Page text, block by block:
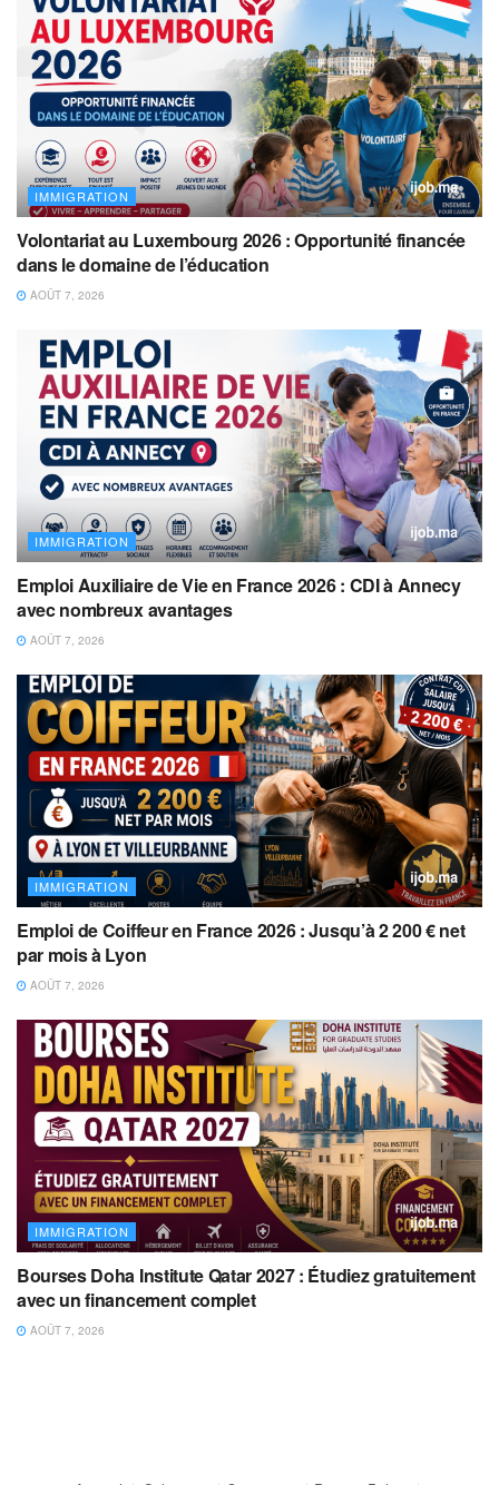
IMMIGRATION
Volontariat au Luxembourg 2026 : Opportunité financée
dans le domaine de l’éducation
AOÛT 7, 2026
IMMIGRATION
Emploi Auxiliaire de Vie en France 2026 : CDI à Annecy
avec nombreux avantages
AOÛT 7, 2026
IMMIGRATION
Emploi de Coiffeur en France 2026 : Jusqu’à 2 200 € net
par mois à Lyon
AOÛT 7, 2026
IMMIGRATION
Bourses Doha Institute Qatar 2027 : Étudiez gratuitement
avec un financement complet
AOÛT 7, 2026